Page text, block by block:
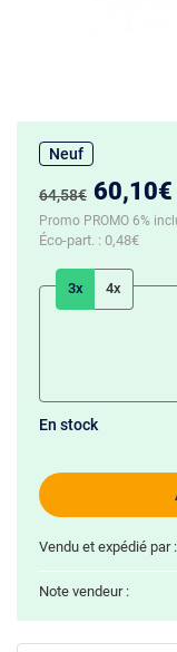
Neuf
Ancien prix :
64,58€ 60,10€
Réduction
Promo PROMO 6%
Éco-part. : 0,48€
3x 4x
En stock
Vendu et expédié par :
Note vendeur :